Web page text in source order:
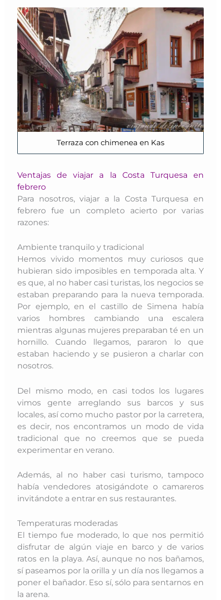
Terraza con chimenea en Kas
Ventajas de viajar a la Costa Turquesa en
febrero
Para nosotros, viajar a la Costa Turquesa en
febrero fue un completo acierto por varias
razones:
Ambiente tranquilo y tradicional
Hemos vivido momentos muy curiosos que
hubieran sido imposibles en temporada alta. Y
es que, al no haber casi turistas, los negocios se
estaban preparando para la nueva temporada.
Por ejemplo, en el castillo de Simena había
varios hombres cambiando una escalera
mientras algunas mujeres preparaban té en un
hornillo. Cuando llegamos, pararon lo que
estaban haciendo y se pusieron a charlar con
nosotros.
Del mismo modo, en casi todos los lugares
vimos gente arreglando sus barcos y sus
locales, así como mucho pastor por la carretera,
es decir, nos encontramos un modo de vida
tradicional que no creemos que se pueda
experimentar en verano.
Además, al no haber casi turismo, tampoco
había vendedores atosigándote o camareros
invitándote a entrar en sus restaurantes.
Temperaturas moderadas
El tiempo fue moderado, lo que nos permitió
disfrutar de algún viaje en barco y de varios
ratos en la playa. Así, aunque no nos bañamos,
sí paseamos por la orilla y un día nos llegamos a
poner el bañador. Eso sí, sólo para sentarnos en
la arena.